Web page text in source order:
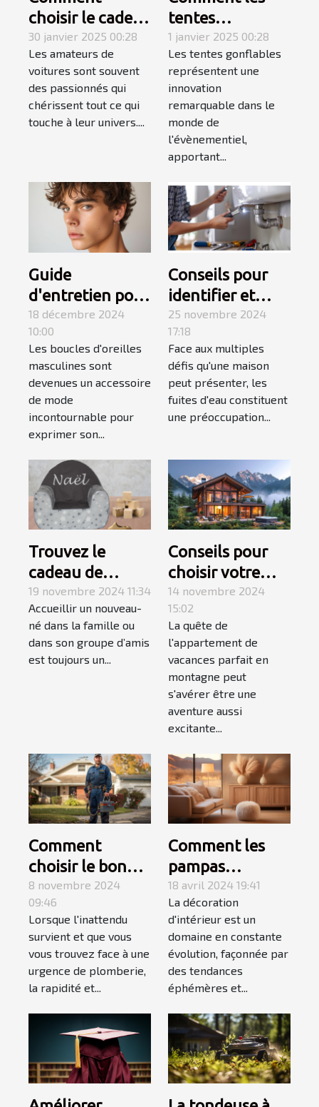
choisir le cadeau
automobile
parfait pour les
passionnés de
voitures
30 janvier 2025 00:28
Les amateurs de
voitures sont souvent
des passionnés qui
chérissent tout ce qui
touche à leur univers....
tentes
gonflables
transforment
l'impact visuel
des évènements
1 janvier 2025 00:28
Les tentes gonflables
représentent une
innovation
remarquable dans le
monde de
l'évènementiel,
apportant...
Guide
d'entretien pour
boucles
d'oreilles
masculines
18 décembre 2024
10:00
Les boucles d'oreilles
masculines sont
devenues un accessoire
de mode
incontournable pour
exprimer son...
Conseils pour
identifier et
réparer les
fuites d'eau
chez soi
25 novembre 2024
17:18
Face aux multiples
défis qu'une maison
peut présenter, les
fuites d'eau constituent
une préoccupation...
Trouvez le
cadeau de
naissance
parfait avec les
produits
personnalisés de
19 novembre 2024 11:34
Accueillir un nouveau-
né dans la famille ou
dans son groupe d’amis
est toujours un...
Conseils pour
choisir votre
appartement de
vacances en
montagne
14 novembre 2024
15:02
La quête de
l'appartement de
vacances parfait en
montagne peut
s'avérer être une
aventure aussi
excitante...
Comment
choisir le bon
service de
dépannage en
plomberie
d'urgence
8 novembre 2024
09:46
Lorsque l'inattendu
survient et que vous
vous trouvez face à une
urgence de plomberie,
la rapidité et...
Comment les
pampas
influencent les
tendances en
décoration
d'intérieur en
2023
18 avril 2024 19:41
La décoration
d'intérieur est un
domaine en constante
évolution, façonnée par
des tendances
éphémères et...